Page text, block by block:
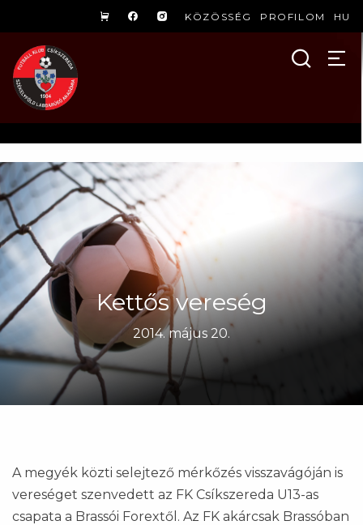
KÖZÖSSÉG PROFILOM HU
Kettős vereség
2014. május 20.
A megyék közti selejtező mérkőzés visszavágóján is
vereséget szenvedett az FK Csíkszereda U13-as
csapata a Brassói Forextől. Az FK akárcsak Brassóban